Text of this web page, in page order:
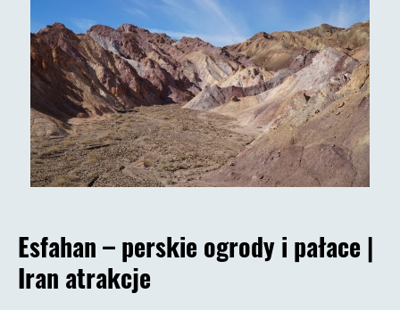
Esfahan – perskie ogrody i pałace |
Iran atrakcje